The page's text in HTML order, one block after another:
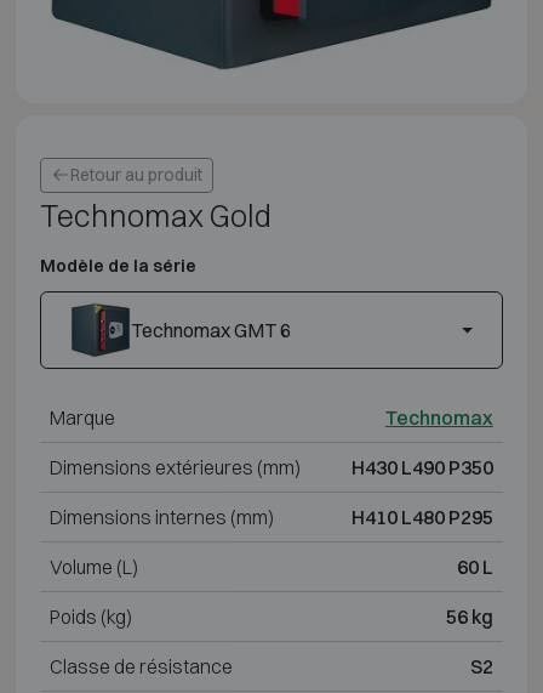
Retour au produit
Technomax Gold
Modèle de la série
Technomax GMT 6
Marque Technomax
Dimensions extérieures (mm) H430 L490 P350
Dimensions internes (mm) H410 L480 P295
Volume (L) 60 L
Poids (kg) 56 kg
Classe de résistance S2